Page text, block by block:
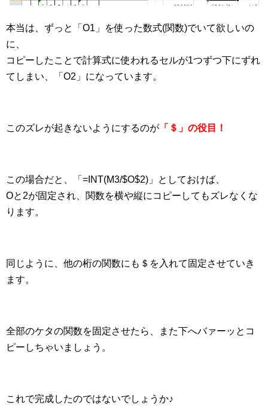
本当は、ずっと「O1」を使った数式(関数)でいて欲しいの
に、
コピーしたことで計算式に使われるセルが1つずつ下にずれ
てしまい、「O2」になっています。
このズレが起きないようにするのが 「＄」の役目！
この場合だと、「=INT(M3/$O$2)」としておけば、
Oと2が固定され、関数を横や縦にコピーしてもズレなくな
ります。
同じように、他の桁の関数にも＄を入れて固定させていき
ます。
全部のケタの関数を固定させたら、また下へバァーッとコ
ピーしちゃいましょう。
これで完成したのではないでしょうか♪